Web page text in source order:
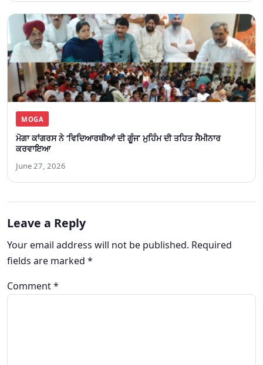
MOGA
ਮੋਗਾ ਕਾਂਗਰਸ ਨੇ ‘ਵਿਦਿਆਰਥੀਆਂ ਦੀ ਗੂੰਜ’ ਮੁਹਿੰਮ ਦੀ ਤਹਿਤ ਸੈਮੀਨਾਰ
ਕਰਵਾਇਆ
June 27, 2026
Leave a Reply
Your email address will not be published. Required
fields are marked *
Comment*